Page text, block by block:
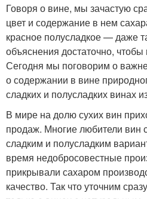
Говоря о вине, мы зачастую
цвет и содержание в нем
красное полусладкое — даже
объяснения достаточно, чтобы
Сегодня мы поговорим о
о содержании в вине
сладких и полусладких винах
В мире на долю сухих вин
продаж. Многие любители вин
сладким и полусладким
время недобросовестные
прикрывали сахаром
качество. Так что уточним